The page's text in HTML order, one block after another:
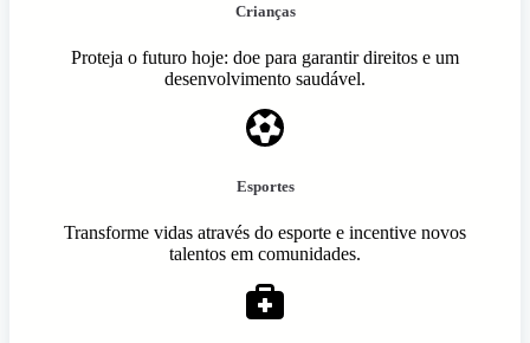
Crianças
Proteja o futuro hoje: doe para garantir direitos e um
desenvolvimento saudável.
Esportes
Transforme vidas através do esporte e incentive novos
talentos em comunidades.